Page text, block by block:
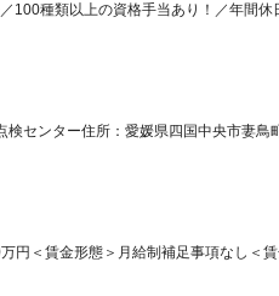
100種類以上の資格手当あり！／年間
検センター住所：愛媛県四国中央市妻
円＜賃金形態＞月給制補足事項なし＜